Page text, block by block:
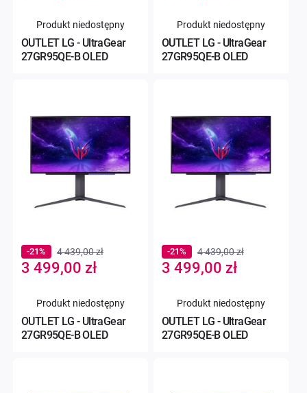
OUTLET LG - UltraGear
27GR95QE-B OLED
Produkt niedostępny
OUTLET LG - UltraGear
27GR95QE-B OLED
Produkt niedostępny
OUTLET LG - UltraGear
27GR95QE-B OLED
Special
Price
3 499,00 zł
-21% 4 439,00 zł
Produkt niedostępny
OUTLET LG - UltraGear
27GR95QE-B OLED
Special
Price
3 499,00 zł
-21% 4 439,00 zł
Produkt niedostępny